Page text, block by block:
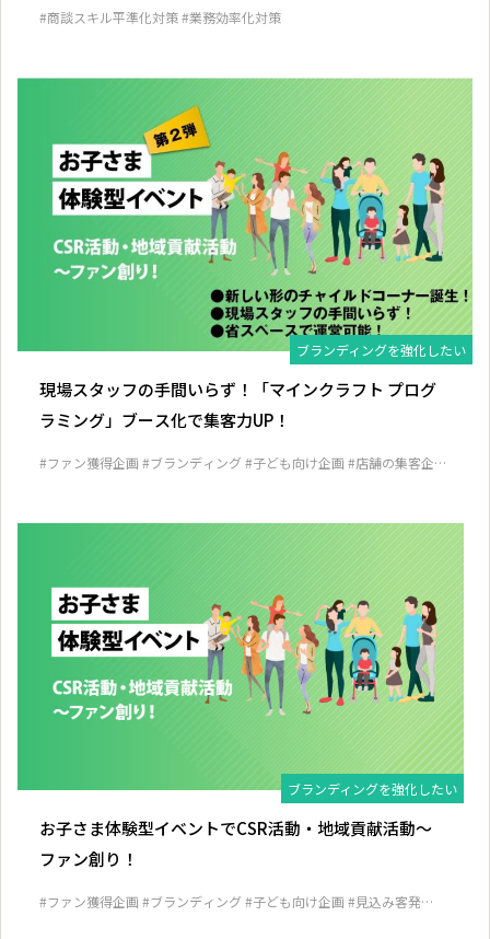
#商談スキル平準化対策#業務効率化対策
ブランディングを強化したい
現場スタッフの手間いらず！「マインクラフト プログ
ラミング」ブース化で集客力UP！
#ファン獲得企画 #ブランディング #子ども向け企画 #店舗の集客企画
ブランディングを強化したい
お子さま体験型イベントでCSR活動・地域貢献活動～
ファン創り！
#ファン獲得企画 #ブランディング #子ども向け企画 #見込み客発掘